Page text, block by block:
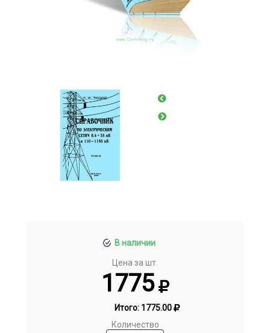
В наличии
Цена за шт.
1775
Итого: 1775.00
Количество